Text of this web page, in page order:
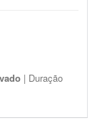
| Duração